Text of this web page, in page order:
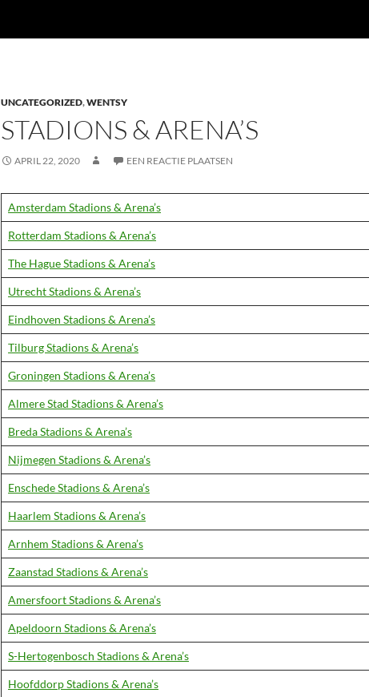
UNCATEGORIZED,WENTSY
STADIONS & ARENA’S
APRIL 22, 2020 EEN REACTIE PLAATSEN
Amsterdam Stadions & Arena’s
Rotterdam Stadions & Arena’s
The Hague Stadions & Arena’s
Utrecht Stadions & Arena’s
Eindhoven Stadions & Arena’s
Tilburg Stadions & Arena’s
Groningen Stadions & Arena’s
Almere Stad Stadions & Arena’s
Breda Stadions & Arena’s
Nijmegen Stadions & Arena’s
Enschede Stadions & Arena’s
Haarlem Stadions & Arena’s
Arnhem Stadions & Arena’s
Zaanstad Stadions & Arena’s
Amersfoort Stadions & Arena’s
Apeldoorn Stadions & Arena’s
S-Hertogenbosch Stadions & Arena’s
Hoofddorp Stadions & Arena’s